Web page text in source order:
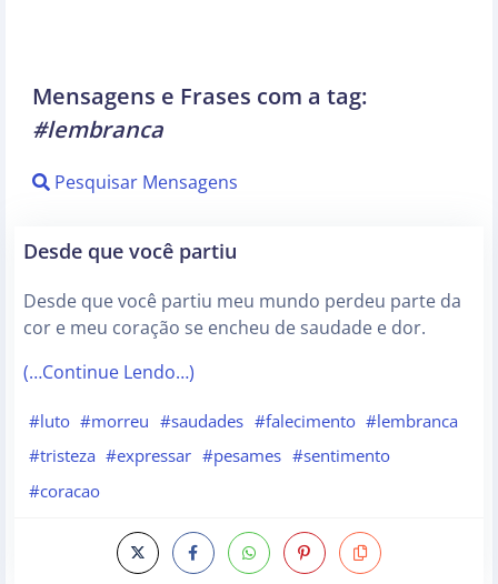
Mensagens e Frases com a tag:
#lembranca
Pesquisar Mensagens
Desde que você partiu
Desde que você partiu meu mundo perdeu parte da
cor e meu coração se encheu de saudade e dor.
(…Continue Lendo…)
#luto #morreu #saudades #falecimento #lembranca
#tristeza #expressar #pesames #sentimento
#coracao